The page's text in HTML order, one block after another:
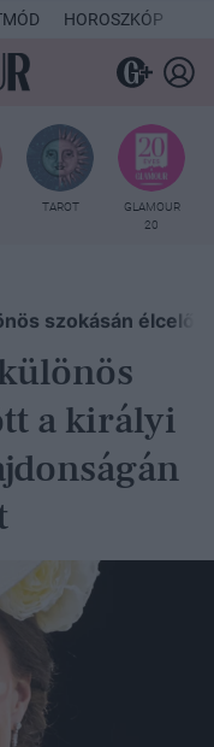
HOROSZKÓP
TAROT
GLAMOUR
20
szokásán
a királyi